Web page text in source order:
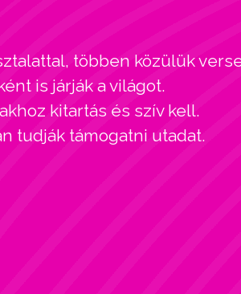
többen közülük
is járják a világot.
kitartás és szív kell.
tudják támogatni utadat.